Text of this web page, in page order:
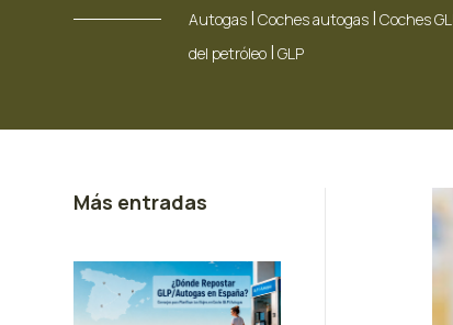
Autogas |Coches autogas |Coches
del petróleo |GLP
Más entradas